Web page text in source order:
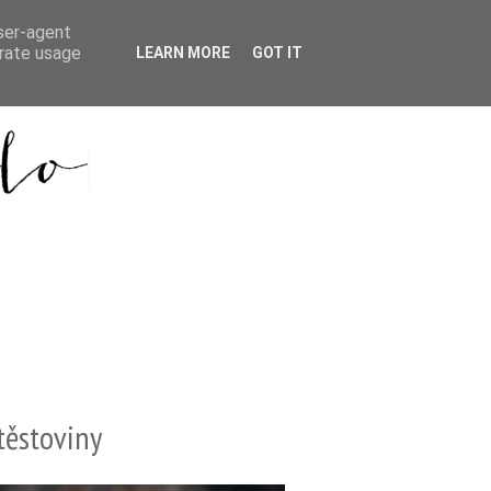
agent
usage
LEARN MORE GOT IT